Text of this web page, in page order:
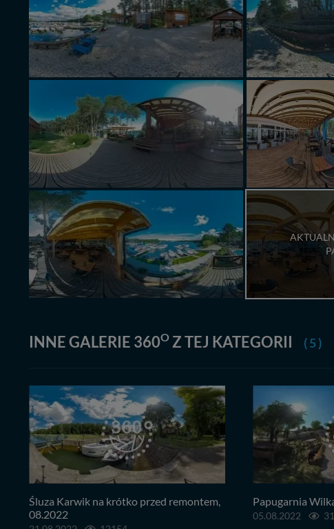
INNE GALERIE 360O Z TEJ KATEGORII ( 5 )
Śluza Karwik na krótko przed remontem,
08.2022
Papugarnia
05.08.2022